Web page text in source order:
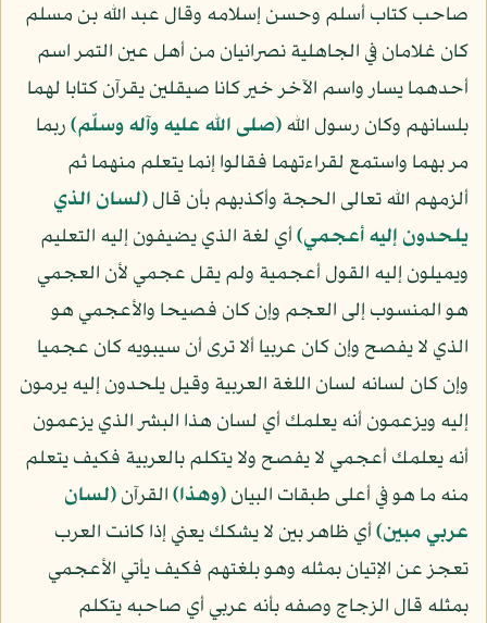
صاحب كتاب أسلم وحسن إسلامه وقال عبد الله بن مسلم
كان غلامان في الجاهلية نصرانيان من أهل عين التمر اسم
أحدهما يسار واسم الآخر خير كانا صيقلين يقرآن كتابا لهما
بلسانهم وكان رسول الله(صلى الله عليه وآله وسلّم)ربما
مر بهما واستمع لقراءتهما فقالوا إنما يتعلم منهما ثم
ألزمهم الله تعالى الحجة وأكذبهم بأن قال﴿لسان الذي
يلحدون إليه أعجمي﴾أي لغة الذي يضيفون إليه التعليم
ويميلون إليه القول أعجمية ولم يقل عجمي لأن العجمي
هو المنسوب إلى العجم وإن كان فصيحا والأعجمي هو
الذي لا يفصح وإن كان عربيا ألا ترى أن سيبويه كان عجميا
وإن كان لسانه لسان اللغة العربية وقيل يلحدون إليه يرمون
إليه ويزعمون أنه يعلمك أي لسان هذا البشر الذي يزعمون
أنه يعلمك أعجمي لا يفصح ولا يتكلم بالعربية فكيف يتعلم
منه ما هو في أعلى طبقات البيان﴿وهذا﴾القرآن﴿لسان
عربي مبين﴾أي ظاهر بين لا يشكك يعني إذا كانت العرب
تعجز عن الإتيان بمثله وهو بلغتهم فكيف يأتي الأعجمي
بمثله قال الزجاج وصفه بأنه عربي أي صاحبه يتكلم